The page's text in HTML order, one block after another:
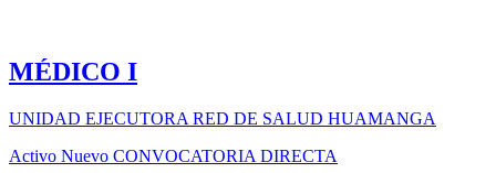
MÉDICO I
UNIDAD EJECUTORA RED DE SALUD HUAMANGA
Activo Nuevo CONVOCATORIA DIRECTA